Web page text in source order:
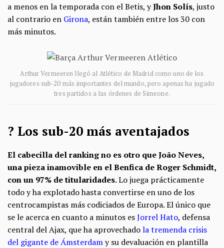
a menos en la temporada con el Betis, yJhon Solís, justo
al contrario en Girona, están también entre los 30 con
más minutos.
Arthur Vermeeren llegó al Atlético de Madrid como uno de los
jugadores sub-20 más importantes del mundo, pero apenas ha jugado
tres partidos a las órdenes de Simeone.
? Los sub-20 más aventajados
El cabecilla del ranking no es otro que João Neves,
una pieza inamovible en el Benfica de Roger Schmidt,
con un 97% de titularidades. Lo juega prácticamente
todo y ha explotado hasta convertirse en uno de los
centrocampistas más codiciados de Europa. El único que
se le acerca en cuanto a minutos esJorrel Hato, defensa
central del Ajax, que ha aprovechadola tremenda crisis
del gigante de Ámsterdamy su devaluación en plantilla